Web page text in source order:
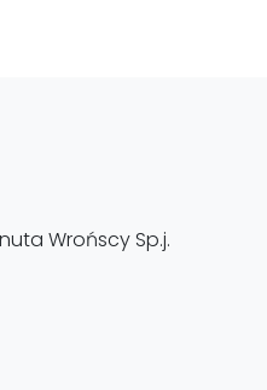
Wrońscy Sp.j.